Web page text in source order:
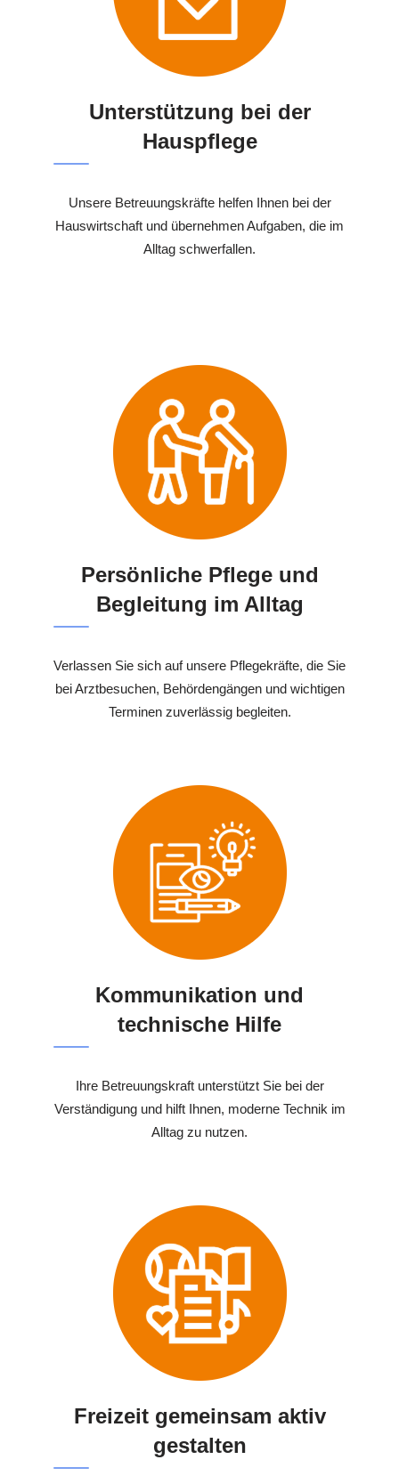
Unterstützung bei der
Hauspflege
Unsere Betreuungskräfte helfen Ihnen bei der
Hauswirtschaft und übernehmen Aufgaben, die im
Alltag schwerfallen.
Persönliche Pflege und
Begleitung im Alltag
Verlassen Sie sich auf unsere Pflegekräfte, die Sie
bei Arztbesuchen, Behördengängen und wichtigen
Terminen zuverlässig begleiten.
Kommunikation und
technische Hilfe
Ihre Betreuungskraft unterstützt Sie bei der
Verständigung und hilft Ihnen, moderne Technik im
Alltag zu nutzen.
Freizeit gemeinsam aktiv
gestalten